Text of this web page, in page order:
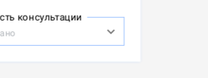
консультации